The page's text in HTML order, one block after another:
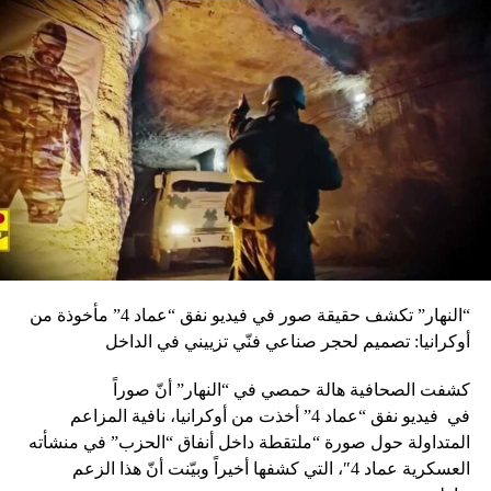
المطالب الآتية: 1- فتح باب التوظيف، ورفض معالجة الوضع
المالي والعجز لوقف التوظيف، لأن وقف التوظيف عمل إقصائي
لشبابنا، ولأصحاب الكفايات، سيؤدي إلى إحدى ثلاث احتمالات: أ –
البطالة، وما تخلفه من غرق في الإدمان والجنوح والمفاسد. ب –
ترك الشباب صيدا ثمينا لحركات التطرف أو للخارج المتآمر. ج –
دفع الشباب إلى الهجرة وتحويل لبنان إلى بلد عجوز. لذلك يجب
فتح باب التوظيف وأوله تثبيت المتعاقدين من خلال مباريات
القطاعين الأكاديمي والتقني، وكذلك المتعاقدين في الجامعة
اللبنانية، ليكون المعلم مستقرا ويتحسن عطاؤه. 2- رفض الفصل
في التشريع بين التعليم الرسمي والتعليم الخاص، وذلك للحفاظ
على المستوى العلمي وعلى حقوق المعلمين. 3- تحذير من فرض
ضرائب على المتقاعدين، فهذا يخالف المادة 47 من ضريبة
الدخل، مع الإشارة أن ما يتقاضاه المتقاعد هو حصيلة صندوق
من القانون 46 لعام 2017 التي تلاعبوا فيها في العام الماضي،
ونأمل أن لا يفعلوا ذلك هذا العام. ثم السؤال الذي يطرحه كل
واحد: هل صار مسموحا أن تخالف قرارات لوزير أو لحكومة
القوانين أو التشريعات؟ وختم المجتمعون بيانهم بالمطالبة بتعزيز
“النهار” تكشف حقيقة صور في فيديو نفق “عماد 4” مأخوذة من
أوكرانيا: تصميم لحجر صناعي فنّي تزييني في الداخل
كشفت الصحافية هالة حمصي في “النهار” أنّ صوراً
في فيديو
نفق “عماد 4” أخذت من أوكرانيا، نافية المزاعم
المتداولة حول صورة “ملتقطة داخل أنفاق “الحزب” في منشأته
العسكرية عماد 4″، التي كشفها أخيراً وبيّنت أنّ هذا الزعم